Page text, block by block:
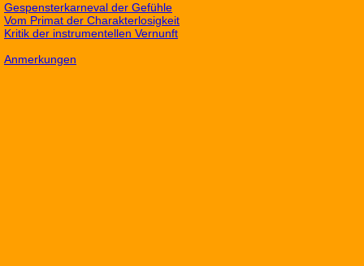
Gespensterkarneval der Gefühle
Vom Primat der Charakterlosigkeit
Kritik der instrumentellen Vernunft
Anmerkungen